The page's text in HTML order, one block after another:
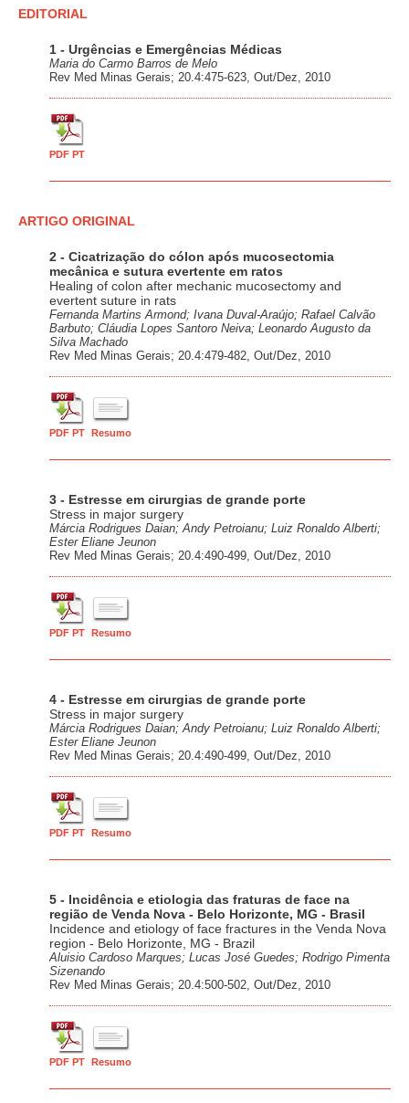
EDITORIAL
1 - Urgências e Emergências Médicas
Maria do Carmo Barros de Melo
Rev Med Minas Gerais; 20.4:475-623, Out/Dez, 2010
PDF PT
ARTIGO ORIGINAL
2 - Cicatrização do cólon após mucosectomia
mecânica e sutura evertente em ratos
Healing of colon after mechanic mucosectomy and
evertent suture in rats
Fernanda Martins Armond; Ivana Duval-Araújo; Rafael Calvão
Barbuto; Cláudia Lopes Santoro Neiva; Leonardo Augusto da
Silva Machado
Rev Med Minas Gerais; 20.4:479-482, Out/Dez, 2010
PDF PT Resumo
3 - Estresse em cirurgias de grande porte
Stress in major surgery
Márcia Rodrigues Daian; Andy Petroianu; Luiz Ronaldo Alberti;
Ester Eliane Jeunon
Rev Med Minas Gerais; 20.4:490-499, Out/Dez, 2010
PDF PT Resumo
4 - Estresse em cirurgias de grande porte
Stress in major surgery
Márcia Rodrigues Daian; Andy Petroianu; Luiz Ronaldo Alberti;
Ester Eliane Jeunon
Rev Med Minas Gerais; 20.4:490-499, Out/Dez, 2010
PDF PT Resumo
5 - Incidência e etiologia das fraturas de face na
região de Venda Nova - Belo Horizonte, MG - Brasil
Incidence and etiology of face fractures in the Venda Nova
region - Belo Horizonte, MG - Brazil
Aluisio Cardoso Marques; Lucas José Guedes; Rodrigo Pimenta
Sizenando
Rev Med Minas Gerais; 20.4:500-502, Out/Dez, 2010
PDF PT Resumo